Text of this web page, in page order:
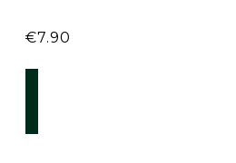
€7.90